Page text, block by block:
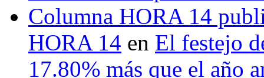
Columna HORA 14
HORA 14 en El festejo
17.80% más que el año